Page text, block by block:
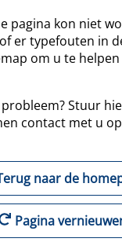
pagina kon niet
er typefouten in
om u te
Stuur
contact met u
naar de
Pagina